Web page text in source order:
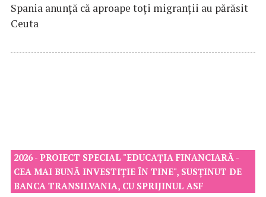
Spania anunţă că aproape toţi migranţii au părăsit
Ceuta
2026 - PROIECT SPECIAL "EDUCAȚIA FINANCIARĂ -
CEA MAI BUNĂ INVESTIȚIE ÎN TINE", SUSȚINUT DE
BANCA TRANSILVANIA, CU SPRIJINUL ASF